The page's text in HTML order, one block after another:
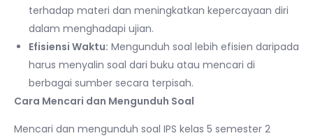
terhadap materi dan meningkatkan kepercayaan diri
dalam menghadapi ujian.
Efisiensi Waktu: Mengunduh soal lebih efisien daripada
harus menyalin soal dari buku atau mencari di
berbagai sumber secara terpisah.
Cara Mencari dan Mengunduh Soal
Mencari dan mengunduh soal IPS kelas 5 semester 2